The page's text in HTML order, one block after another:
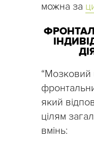
можна за
“Мозковий
який
цілям
вмінь: